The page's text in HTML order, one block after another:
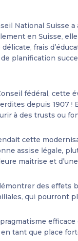
National
en Suisse,
frais
planification
fédéral, cette
depuis 1907
à des trusts ou
cette
assise légale,
maitrise et
des
qui pourront
tant que place